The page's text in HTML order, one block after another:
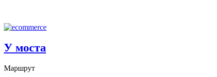
У моста
Маршрут